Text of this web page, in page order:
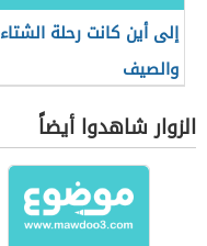
إلى أين كانت رحلة الشتاء
والصيف
الزوار شاهدوا أيضاً